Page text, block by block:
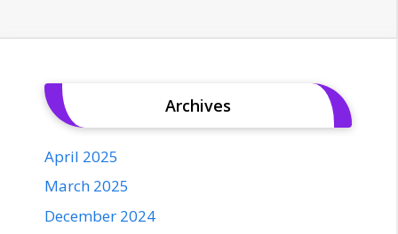
Archives
April 2025
March 2025
December 2024